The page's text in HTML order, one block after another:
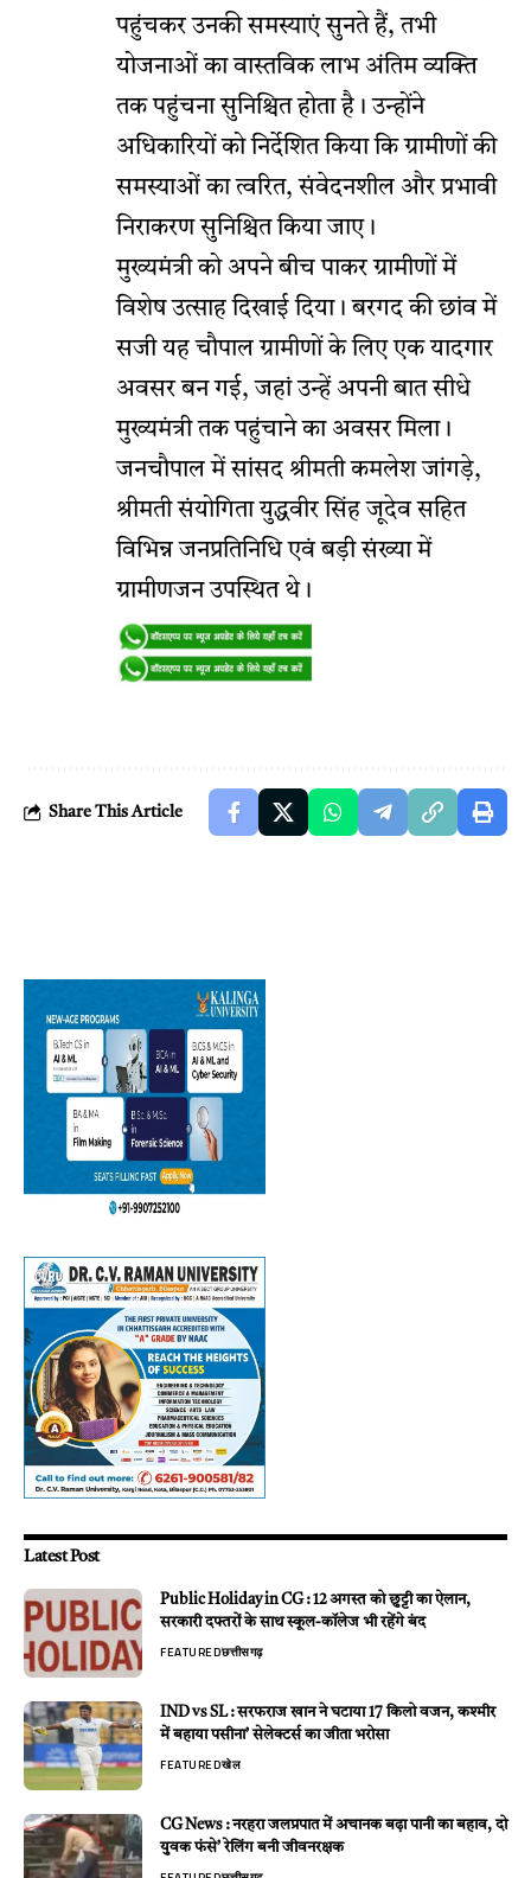
पहुंचकर उनकी समस्याएं सुनते हैं, तभी
योजनाओं का वास्तविक लाभ अंतिम व्यक्ति
तक पहुंचना सुनिश्चित होता है। उन्होंने
अधिकारियों को निर्देशित किया कि ग्रामीणों की
समस्याओं का त्वरित, संवेदनशील और प्रभावी
निराकरण सुनिश्चित किया जाए।
मुख्यमंत्री को अपने बीच पाकर ग्रामीणों में
विशेष उत्साह दिखाई दिया। बरगद की छांव में
सजी यह चौपाल ग्रामीणों के लिए एक यादगार
अवसर बन गई, जहां उन्हें अपनी बात सीधे
मुख्यमंत्री तक पहुंचाने का अवसर मिला।
जनचौपाल में सांसद श्रीमती कमलेश जांगड़े,
श्रीमती संयोगिता युद्धवीर सिंह जूदेव सहित
विभिन्न जनप्रतिनिधि एवं बड़ी संख्या में
ग्रामीणजन उपस्थित थे।
Share This Article
Latest Post
Public Holiday in CG : 12 अगस्त को छुट्टी का ऐलान,
सरकारी दफ्तरों के साथ स्कूल-कॉलेज भी रहेंगे बंद
FEATUREDछत्तीसगढ़
IND vs SL : सरफराज खान ने घटाया 17 किलो वजन, कश्मीर
में बहाया पसीना’ सेलेक्टर्स का जीता भरोसा
FEATUREDखेल
CG News : नरहरा जलप्रपात में अचानक बढ़ा पानी का बहाव, दो
युवक फंसे’ रेलिंग बनी जीवनरक्षक